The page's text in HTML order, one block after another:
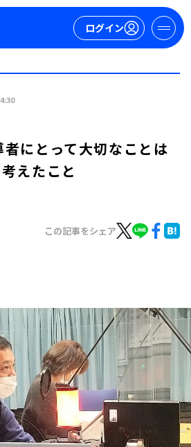
ログイン
者にとって大切なことは
えたこと
この記事をシェア